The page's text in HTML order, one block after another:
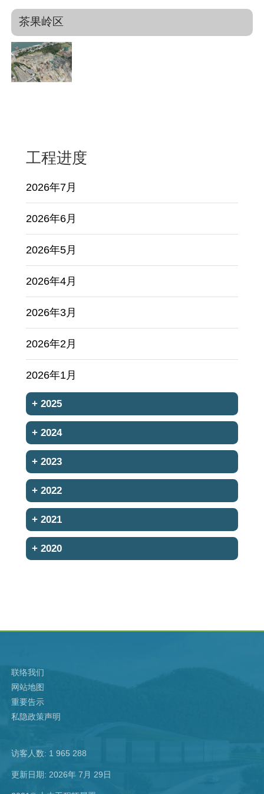
茶果岭区
工程进度
2026年7月
2026年6月
2026年5月
2026年4月
2026年3月
2026年2月
2026年1月
+ 2025
+ 2024
+ 2023
+ 2022
+ 2021
+ 2020
联络我们
网站地图
重要告示
私隐政策声明
访客人数: 1 965 288
更新日期: 2026年 7月 29日